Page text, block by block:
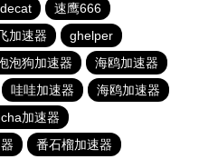
速鹰666
加速器
ghelper
泡狗加速器
海鸥加速器
哇哇加速器
海鸥加速器
加速器
番石榴加速器